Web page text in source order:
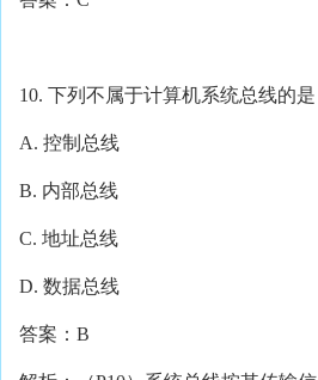
10. 下列不属于计算机系统总线
A. 控制总线
B. 内部总线
C. 地址总线
D. 数据总线
答案：B